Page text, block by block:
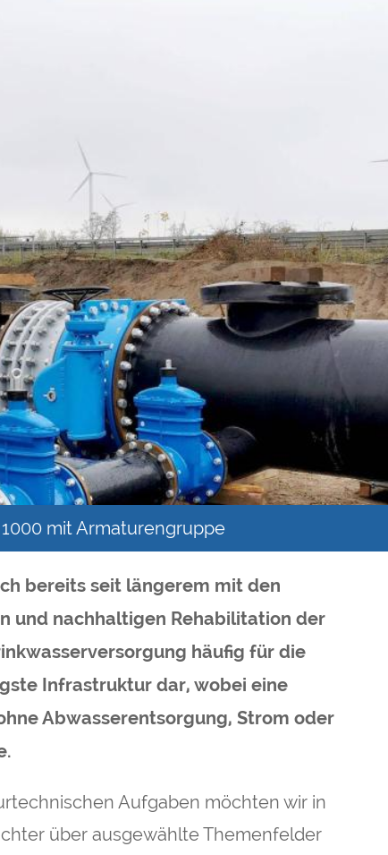
mit Armaturengruppe
bereits seit längerem mit den
und nachhaltigen Rehabilitation der
häufig für die
Infrastruktur dar, wobei eine
Abwasserentsorgung, Strom oder
Aufgaben möchten wir in
über ausgewählte Themenfelder